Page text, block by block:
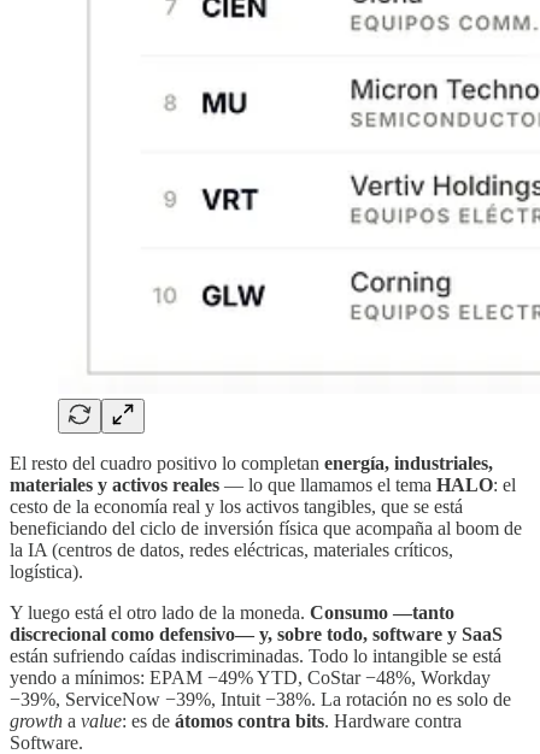
El resto del cuadro positivo lo completan energía, industriales,
materiales y activos reales — lo que llamamos el tema HALO: el
cesto de la economía real y los activos tangibles, que se está
beneficiando del ciclo de inversión física que acompaña al boom de
la IA (centros de datos, redes eléctricas, materiales críticos,
logística).
Y luego está el otro lado de la moneda. Consumo —tanto
discrecional como defensivo— y, sobre todo, software y SaaS
están sufriendo caídas indiscriminadas. Todo lo intangible se está
yendo a mínimos: EPAM −49% YTD, CoStar −48%, Workday
−39%, ServiceNow −39%, Intuit −38%. La rotación no es solo de
growth a value: es de átomos contra bits. Hardware contra
Software.